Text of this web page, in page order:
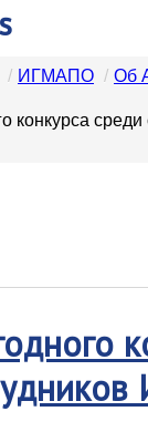
/ ИГМАПО / Об
конкурса среди